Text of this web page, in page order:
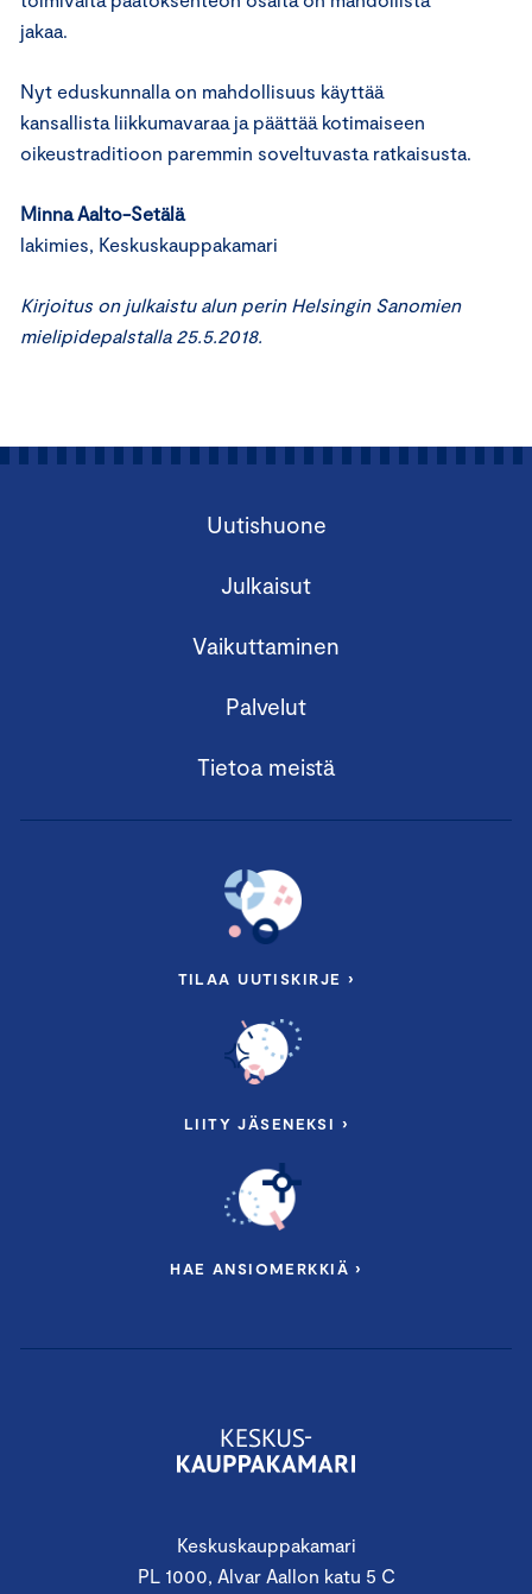
jakaa.
Nyt eduskunnalla on mahdollisuus käyttää
kansallista liikkumavaraa ja päättää kotimaiseen
oikeustraditioon paremmin soveltuvasta ratkaisusta.
Minna Aalto-Setälä
lakimies, Keskuskauppakamari
Kirjoitus on julkaistu alun perin Helsingin Sanomien
mielipidepalstalla 25.5.2018.
Keskuskauppakamari
PL 1000, Alvar Aallon katu 5 C
Uutishuone
Julkaisut
Vaikuttaminen
Palvelut
Tietoa meistä
TILAA UUTISKIRJE ›
LIITY JÄSENEKSI ›
HAE ANSIOMERKKIÄ ›